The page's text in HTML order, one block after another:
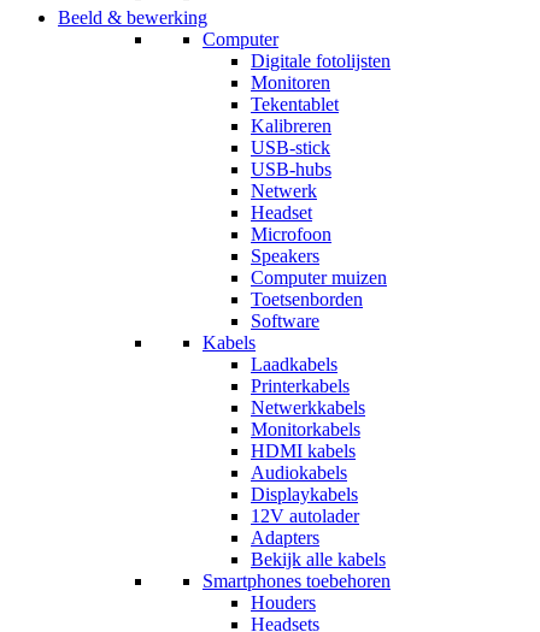
Beeld & bewerking
Computer
Digitale fotolijsten
Monitoren
Tekentablet
Kalibreren
USB-stick
USB-hubs
Netwerk
Headset
Microfoon
Speakers
Computer muizen
Toetsenborden
Software
Kabels
Laadkabels
Printerkabels
Netwerkkabels
Monitorkabels
HDMI kabels
Audiokabels
Displaykabels
12V autolader
Adapters
Bekijk alle kabels
Smartphones toebehoren
Houders
Headsets